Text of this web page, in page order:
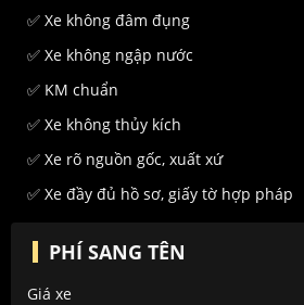
✅ Xe không đâm đụng
✅ Xe không ngập nước
✅ KM chuẩn
✅ Xe không thủy kích
✅ Xe rõ nguồn gốc, xuất xứ
✅ Xe đầy đủ hồ sơ, giấy tờ hợp pháp
PHÍ SANG TÊN
Giá xe